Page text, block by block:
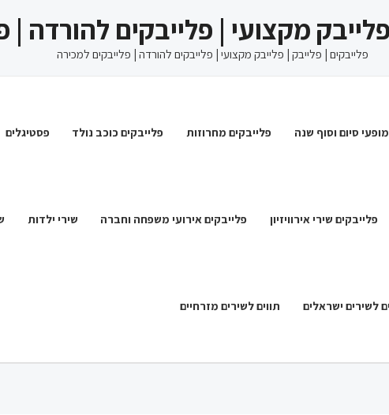
מקצועי | פלייבקים להורדה |
פלייבקים | פלייבק | פלייבק מקצועי | פלייבקים להורדה | פלייבקים למכירה
מופעי סיום וסוף שנה פלייבקים מחרוזות פלייבקים כוכב נולד פסטיגלים
פלייבקים שירי אירוויזיון פלייבקים אירועי משפחה וחברה שירי ילדות
לשירים ישראלים תווים לשירים מזרחיים